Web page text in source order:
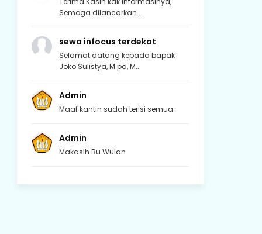
Semoga dilancarkan ...
sewa infocus terdekat
Selamat datang kepada bapak
Joko Sulistya, M.pd, M...
Admin
Maaf kantin sudah terisi semua.
Admin
Makasih Bu Wulan